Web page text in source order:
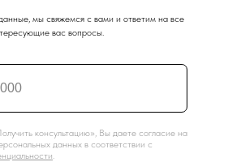
мы свяжемся с вами и ответим на все
вас вопросы.
консультацию», Вы даете согласие на
данных в соответствии с